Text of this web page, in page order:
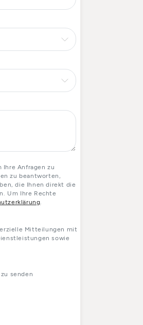
Ihre Anfragen zu
zu beantworten,
die Ihnen direkt die
Um Ihre Rechte
Mitteilungen mit
sowie
senden